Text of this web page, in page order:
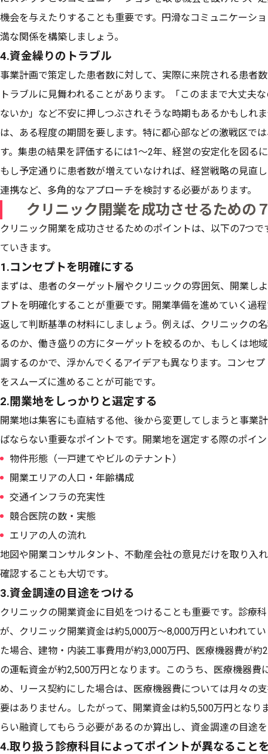
機会を与えたりすることも重要です。円滑なコミュニケーシ
満な関係を構築しましょう。
4.資金繰りのトラブル
事業計画で策定した患者数に対して、実際に来院される患者
トラブルに見舞われることがあります。「このままで大丈夫
ないか」など不安に押しつぶされそうな時期もあるかもしれ
は、ある程度の期間を要します。特に都心部などの激戦区で
す。集患の結果を評価するには1〜2年、経営の安定化を図る
もし予定通りに患者数が増えていなければ、経営戦略の見直
連携など、多角的なアプローチを検討する必要があります。
クリニック開業を成功させるための
クリニック開業を成功させるためのポイントは、以下の7つ
ていきます。
1.コンセプトを明確にする
まずは、患者のターゲット層やクリニックの雰囲気、開業し
プトを明確化することが重要です。開業準備を進めていく過
返して判断基準の材料にしましょう。例えば、クリニックの
るのか、働き盛りの方にターゲットを絞るのか、もしくは地
調するのかで、浮かんでくるアイデアも異なります。コンセ
をスムーズに進めることが可能です。
2.開業地をしっかりと選定する
開業地は集客にも直結する他、後から変更してしまうと事業
ばならない重要なポイントです。開業地を選定する際のポイ
物件形態（一戸建てやビルのテナント）
開業エリアの人口・年齢構成
交通インフラの充実性
競合医院の数・実態
エリアの人の流れ
地図や開業コンサルタント、不動産会社の意見だけを取り入
確認することも大切です。
3.資金調達の目途をつける
クリニックの開業資金に目処をつけることも重要です。診療
が、クリニック開業資金は約5,000万〜8,000万円といわれて
た場合、建物・内装工事費用が約3,000万円、医療機器費が
の運転資金が約2,500万円となります。このうち、医療機器費
め、リース契約にした場合は、医療機器費については月々の
要はありません。したがって、開業資金は約5,500万円となり
らい融資してもらう必要があるのか算出し、資金調達の目途
4.取り扱う診療科目によってポイントが異なること